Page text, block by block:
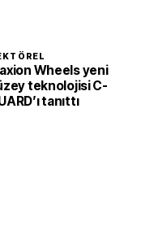
Wheels yeni
teknolojisi C-
tanıttı